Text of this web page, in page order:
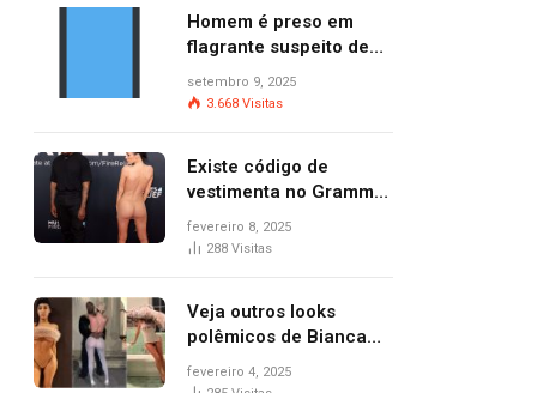
Homem é preso em
flagrante suspeito de
provocar dois incêndios
criminosos no mesmo
setembro 9, 2025
3.668 Visitas
Existe código de
vestimenta no Grammy?
Questionamento surgiu
após Bianca Censori,
premiação
fevereiro 8, 2025
288 Visitas
Veja outros looks
polêmicos de Bianca
Censori, esposa de
Kanye West que
fevereiro 4, 2025